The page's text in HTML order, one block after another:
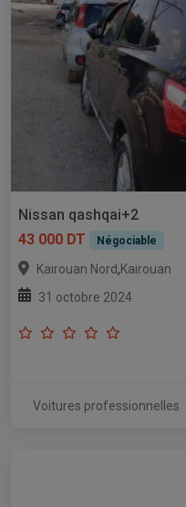
Nissan qashqai+2
43 000 DT
Négociable
Kairouan Nord,Kairouan
31 octobre 2024
Voitures professionnelles